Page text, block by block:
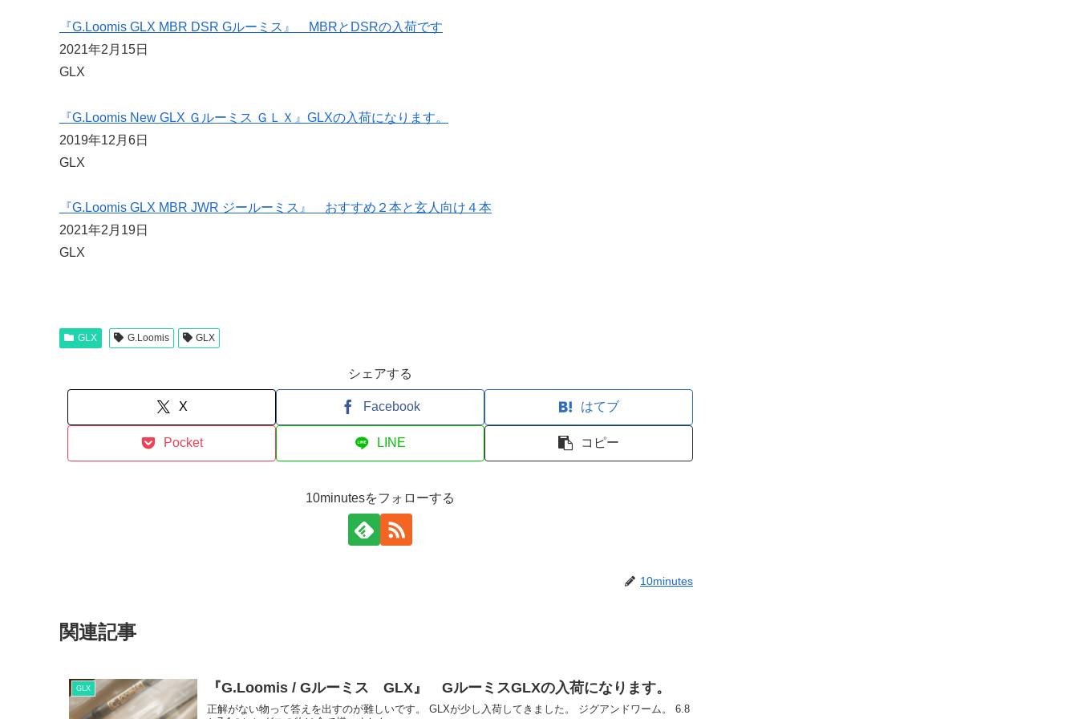
『G.Loomis GLX MBR DSR Gルーミス』 MBRとDSRの入荷です
2021年2月15日
GLX
『G.Loomis New GLX Ｇルーミス ＧＬＸ』GLXの入荷になります。
2019年12月6日
GLX
『G.Loomis GLX MBR JWR ジールーミス』 おすすめ２本と玄人向け４本
2021年2月19日
GLX
GLX G.Loomis GLX
シェアする
X Facebook はてブ
Pocket LINE コピー
10minutesをフォローする
10minutes
関連記事
GLX 『G.Loomis / Gルーミス GLX』 GルーミスGLXの入荷になります。
正解がない物って答えを出すのが難しいです。 GLXが少し入荷してきました。 ジグアンドワーム。 6.8